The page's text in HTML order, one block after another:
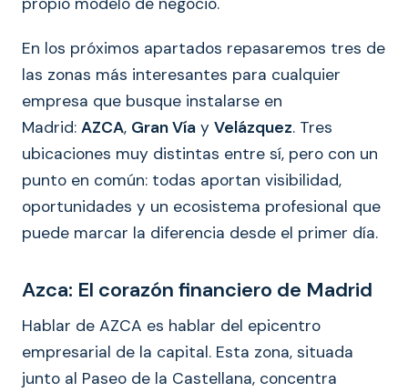
En los próximos apartados repasaremos tres de
las zonas más interesantes para cualquier
empresa que busque instalarse en
Madrid: AZCA, Gran Vía y Velázquez. Tres
ubicaciones muy distintas entre sí, pero con un
punto en común: todas aportan visibilidad,
oportunidades y un ecosistema profesional que
puede marcar la diferencia desde el primer día.
Azca: El corazón financiero de Madrid
Hablar de AZCA es hablar del epicentro
empresarial de la capital. Esta zona, situada
junto al Paseo de la Castellana, concentra